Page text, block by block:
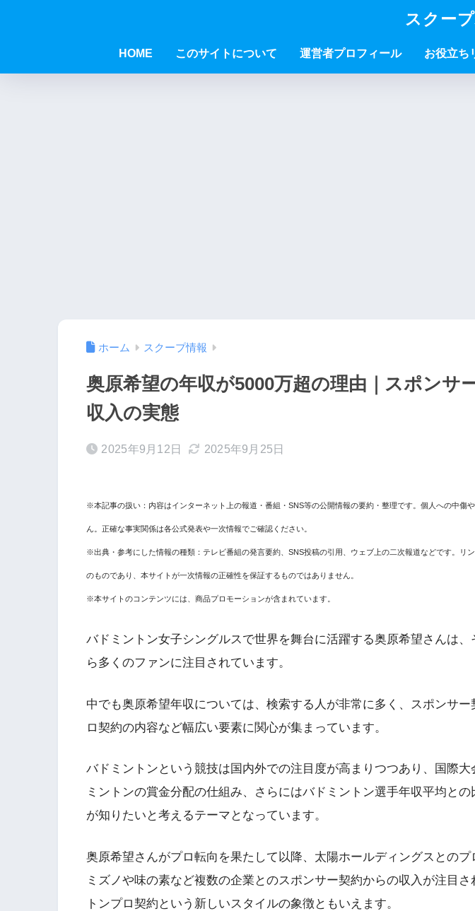
スクー
HOME このサイトについて 運営者プロフィール お役立ち
ホーム スクープ情報
奥原希望の年収が5000万超の理由｜スポンサ
収入の実態
2025年9月12日 2025年9月25日
※本記事の扱い：内容はインターネット上の報道・番組・SNS等の公開情報の要約・整理です。個人への中傷
ん。正確な事実関係は各公式発表や一次情報でご確認ください。
※出典・参考にした情報の種類：テレビ番組の発言要約、SNS投稿の引用、ウェブ上の二次報道などです。リ
のものであり、本サイトが一次情報の正確性を保証するものではありません。
※本サイトのコンテンツには、商品プロモーションが含まれています。
バドミントン女子シングルスで世界を舞台に活躍する奥原希望さんは
ら多くのファンに注目されています。
中でも奥原希望年収については、検索する人が非常に多く、スポンサ
ロ契約の内容など幅広い要素に関心が集まっています。
バドミントンという競技は国内外での注目度が高まりつつあり、国際大
ミントンの賞金分配の仕組み、さらにはバドミントン選手年収平均との
が知りたいと考えるテーマとなっています。
奥原希望さんがプロ転向を果たして以降、太陽ホールディングスとの
ミズノや味の素など複数の企業とのスポンサー契約からの収入が注目
トンプロ契約という新しいスタイルの象徴ともいえます。